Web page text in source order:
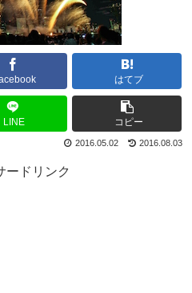
はてブ
LINE コピー
2016.08.03
2016.05.02
ードリンク